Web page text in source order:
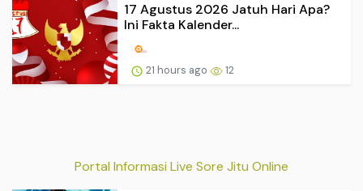
17 Agustus 2026 Jatuh Hari Apa?
Ini Fakta Kalender...
21 hours ago 12
Portal Informasi Live Sore Jitu Online